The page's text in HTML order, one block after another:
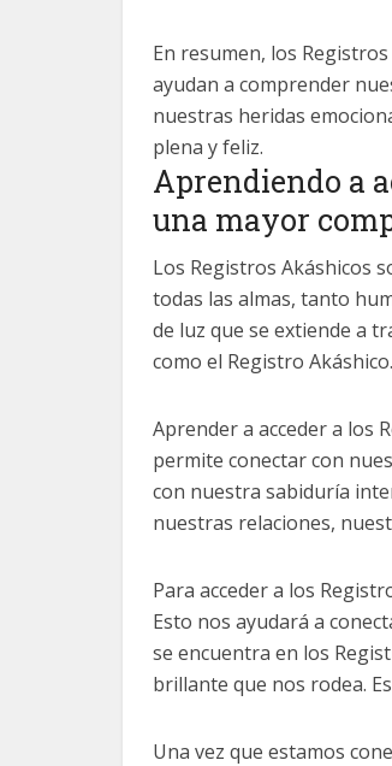
En resumen, los
ayudan a comprender
nuestras heridas
plena y feliz.
Aprendiendo a
una mayor
Los Registros Akáshicos
todas las almas, tanto
de luz que se extiende a
como el Registro Akáshico.
Aprender a acceder a los
permite conectar con
con nuestra sabiduría
nuestras relaciones,
Para acceder a los
Esto nos ayudará a
se encuentra en los
brillante que nos rodea.
Una vez que estamos